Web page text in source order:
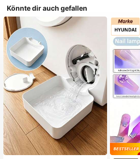
Könnte dir auch gefallen